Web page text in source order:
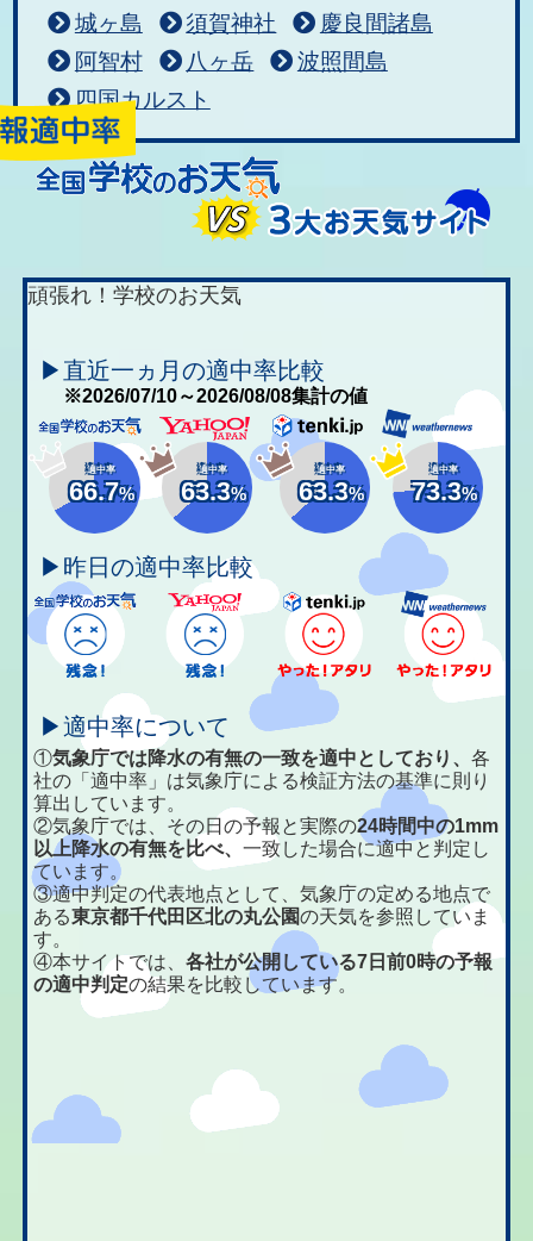
城ヶ島
須賀神社
慶良間諸島
阿智村
八ヶ岳
波照間島
四国カルスト
頑張れ！学校のお天気
▶直近一ヵ月の適中率比較
※2026/07/10～2026/08/08集計の値
適中率
66.7%
適中率
63.3%
適中率
63.3%
適中率
73.3%
▶昨日の適中率比較
▶適中率について
①気象庁では降水の有無の一致を適中としており、各
社の「適中率」は気象庁による検証方法の基準に則り
算出しています。
②気象庁では、その日の予報と実際の24時間中の1mm
以上降水の有無を比べ、一致した場合に適中と判定し
ています。
③適中判定の代表地点として、気象庁の定める地点で
ある東京都千代田区北の丸公園の天気を参照していま
す。
④本サイトでは、各社が公開している7日前0時の予報
の適中判定の結果を比較しています。